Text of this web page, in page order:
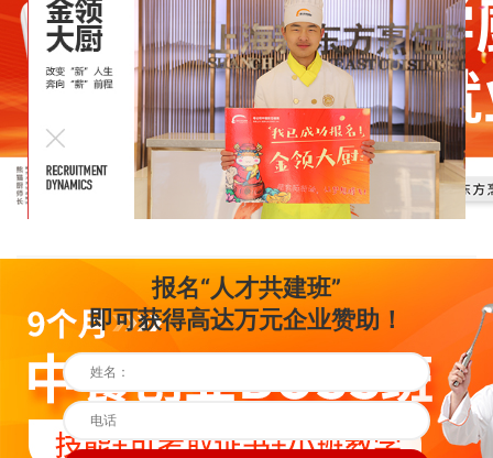
报名“人才共建班”
即可获得高达万元企业赞助！